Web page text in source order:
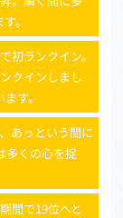
。
初ランクイン。
クインしまし
す。
あっという間に
多くの心を捉
間で19位へと